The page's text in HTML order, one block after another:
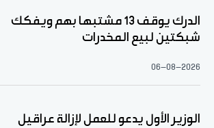
الدرك يوقف 13 مشتبها بهم ويفكك
شبكتين لبيع المخدرات
06-08-2026
الوزير الأول يدعو للعمل لإزالة عراقيل